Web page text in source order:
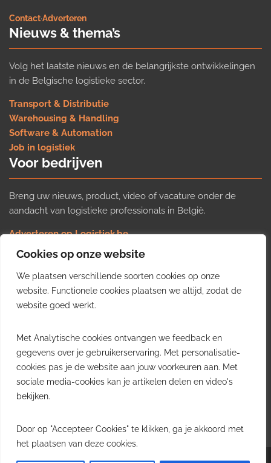
Cookies op onze website
We plaatsen verschillende soorten cookies op onze
website. Functionele cookies plaatsen we altijd, zodat de
website goed werkt.
Met Analytische cookies ontvangen we feedback en
gegevens over je gebruikerservaring. Met personalisatie-
cookies pas je de website aan jouw voorkeuren aan. Met
sociale media-cookies kan je artikelen delen en video's
bekijken.
Door op "Accepteer Cookies" te klikken, ga je akkoord met
het plaatsen van deze cookies.
Contact·Adverteren
Nieuws & thema’s
Volg het laatste nieuws en de belangrijkste ontwikkelingen
in de Belgische logistieke sector.
Transport & Distributie
Warehousing & Handling
Software & Automation
Job in logistiek
Voor bedrijven
Breng uw nieuws, product, video of vacature onder de
aandacht van logistieke professionals in België.
Adverteren op Logistiek.be
Nieuws insturen
Uw video op Logistiek.TV
Job plaatsen
Gratis wekelijkse update
inzichten uit de Belgische logistieke sector in uw inbox.
Ontvang je gratis
wekelijkse update